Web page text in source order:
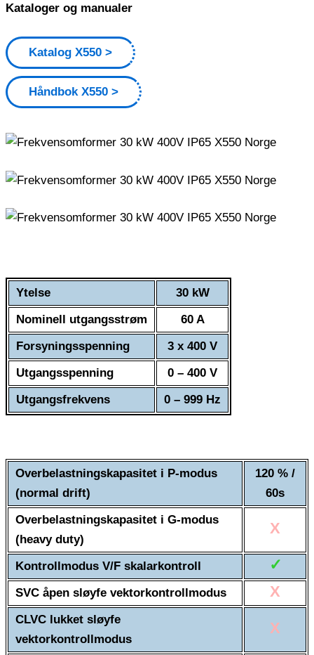
Kataloger og manualer
Katalog X550
Håndbok X550
Ytelse
30 kW
Nominell utgangsstrøm
60 A
Forsyningsspenning
3 x 400 V
Utgangsspenning
0 – 400 V
Utgangsfrekvens
0 – 999 Hz
Overbelastningskapasitet i P-modus
(normal drift)
120 % /
60s
Overbelastningskapasitet i G-modus
(heavy duty)
X
Kontrollmodus V/F skalarkontroll ✓
SVC åpen sløyfe vektorkontrollmodus X
CLVC lukket sløyfe
vektorkontrollmodus
X